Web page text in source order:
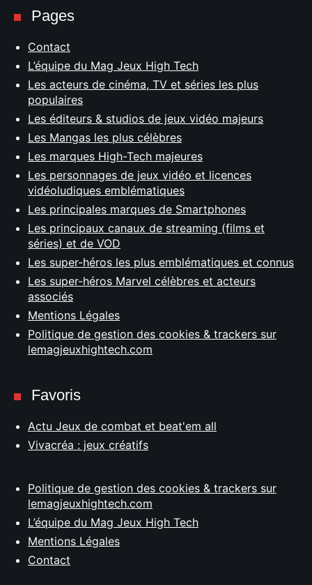
Pages
Contact
L’équipe du Mag Jeux High Tech
Les acteurs de cinéma, TV et séries les plus
populaires
Les éditeurs & studios de jeux vidéo majeurs
Les Mangas les plus célèbres
Les marques High-Tech majeures
Les personnages de jeux vidéo et licences
vidéoludiques emblématiques
Les principales marques de Smartphones
Les principaux canaux de streaming (films et
séries) et de VOD
Les super-héros les plus emblématiques et connus
Les super-héros Marvel célèbres et acteurs
associés
Mentions Légales
Politique de gestion des cookies & trackers sur
lemagjeuxhightech.com
Favoris
Actu Jeux de combat et beat'em all
Vivacréa : jeux créatifs
Politique de gestion des cookies & trackers sur
lemagjeuxhightech.com
L’équipe du Mag Jeux High Tech
Mentions Légales
Contact